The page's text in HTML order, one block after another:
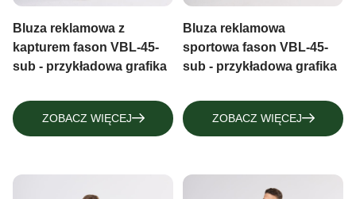
Bluza reklamowa z
kapturem fason VBL-45-
sub - przykładowa grafika
ZOBACZ WIĘCEJ
Bluza reklamowa
sportowa fason VBL-45-
sub - przykładowa grafika
ZOBACZ WIĘCEJ